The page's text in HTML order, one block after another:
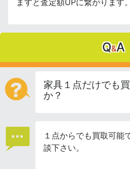
ますと査定額UPに繋がります。
Q&A
家具１点だけでも
か？
１点からでも買取可能
談下さい。